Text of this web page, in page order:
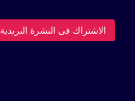
الاشتراك فى النشرة البريدية